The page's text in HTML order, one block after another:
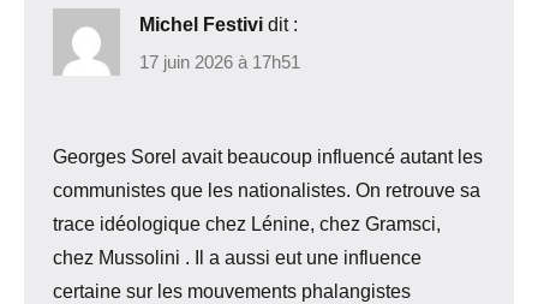
Michel Festivi dit :
17 juin 2026 à 17h51
Georges Sorel avait beaucoup influencé autant les
communistes que les nationalistes. On retrouve sa
trace idéologique chez Lénine, chez Gramsci,
chez Mussolini . Il a aussi eut une influence
certaine sur les mouvements phalangistes